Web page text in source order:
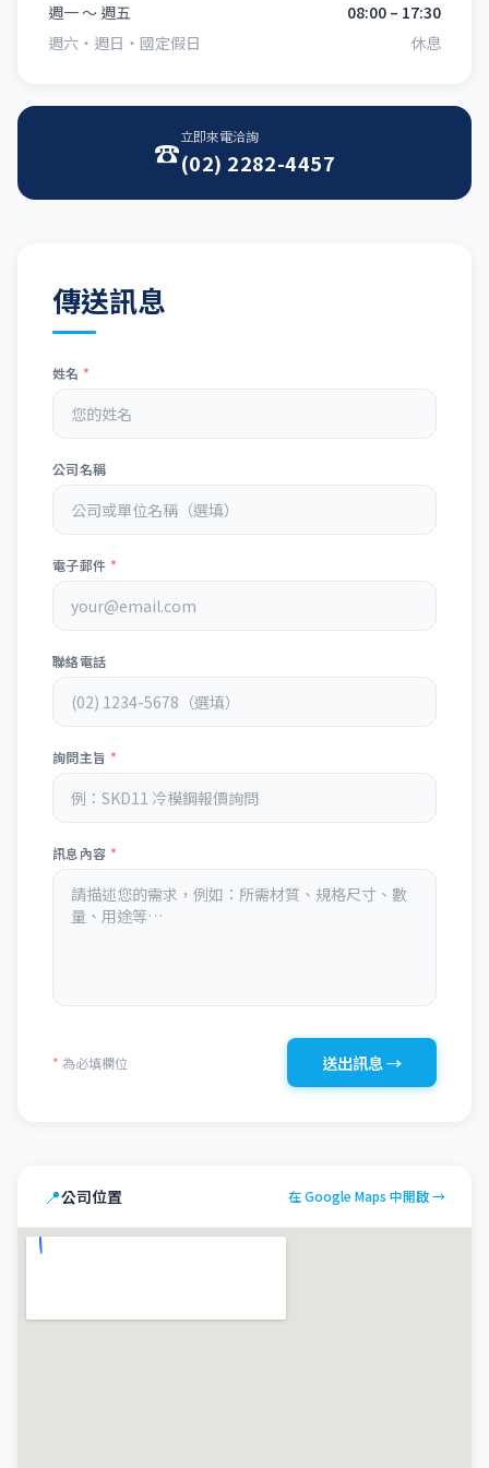
週一 ～ 週五
08:00 – 17:30
週六・週日・國定假日
休息
☎立即來電洽詢
(02) 2282-4457
傳送訊息
姓名 *
公司名稱
電子郵件 *
聯絡電話
詢問主旨 *
訊息內容 *
* 為必填欄位 送出訊息 →
📍公司位置 在 Google Maps 中開啟 →